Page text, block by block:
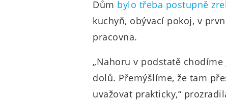
Dům bylo třeba postupně
kuchyň, obývací pokoj, v
pracovna.
„Nahoru v podstatě
dolů. Přemýšlíme, že tam
uvažovat prakticky,“